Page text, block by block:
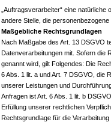
„Auftragsverarbeiter“ eine
andere Stelle, die
Maßgebliche Rechtsgrundlagen
Nach Maßgabe des Art. 13 DSGVO
Datenverarbeitungen mit. Sofern die
genannt wird, gilt Folgendes: Die
6 Abs. 1 lit. a und Art. 7 DSGVO, die
unserer Leistungen und
Anfragen ist Art. 6 Abs. 1 lit. b
Erfüllung unserer rechtlichen
Rechtsgrundlage für die